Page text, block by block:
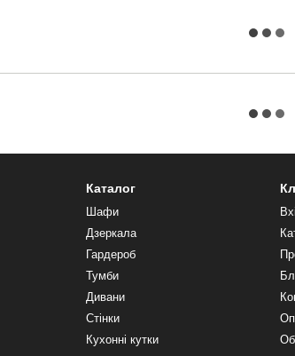
Каталог
Шафи
Дзеркала
Гардероб
Тумби
Дивани
Стінки
Кухонні кутки